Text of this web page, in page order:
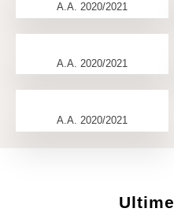
A.A. 2020/2021
A.A. 2020/2021
A.A. 2020/2021
Ultime